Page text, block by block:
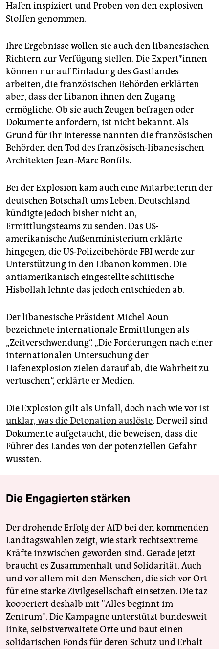
Hafen inspiziert und Proben von den explosiven
Stoffen genommen.
Ihre Ergebnisse wollen sie auch den libanesischen
Richtern zur Verfügung stellen. Die Expert*innen
können nur auf Einladung des Gastlandes
arbeiten, die französischen Behörden erklärten
aber, dass der Libanon ihnen den Zugang
ermögliche. Ob sie auch Zeugen befragen oder
Dokumente anfordern, ist nicht bekannt. Als
Grund für ihr Interesse nannten die französischen
Behörden den Tod des französisch-libanesischen
Architekten Jean-Marc Bonfils.
Bei der Explosion kam auch eine Mitarbeiterin der
deutschen Botschaft ums Leben. Deutschland
kündigte jedoch bisher nicht an,
Ermittlungsteams zu senden. Das US-
amerikanische Außenministerium erklärte
hingegen, die US-Polizeibehörde FBI werde zur
Unterstützung in den Libanon kommen. Die
antiamerikanisch eingestellte schiitische
Hisbollah lehnte das jedoch entschieden ab.
Der libanesische Präsident Michel Aoun
bezeichnete internationale Ermittlungen als
„Zeitverschwendung“. „Die Forderungen nach einer
internationalen Untersuchung der
Hafenexplosion zielen darauf ab, die Wahrheit zu
vertuschen“, erklärte er Medien.
Die Explosion gilt als Unfall, doch nach wie vorist
unklar, was die Detonation auslöste. Derweil sind
Dokumente aufgetaucht, die beweisen, dass die
Führer des Landes von der potenziellen Gefahr
wussten.
Die Engagierten stärken
Der drohende Erfolg der AfD bei den kommenden
Landtagswahlen zeigt, wie stark rechtsextreme
Kräfte inzwischen geworden sind. Gerade jetzt
braucht es Zusammenhalt und Solidarität. Auch
und vor allem mit den Menschen, die sich vor Ort
für eine starke Zivilgesellschaft einsetzen. Die taz
kooperiert deshalb mit "Alles beginnt im
Zentrum". Die Kampagne unterstützt bundesweit
linke, selbstverwaltete Orte und baut einen
solidarischen Fonds für deren Schutz und Erhalt